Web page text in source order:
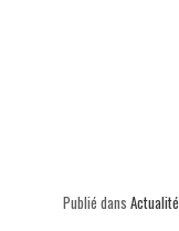
Publié dans Actualité